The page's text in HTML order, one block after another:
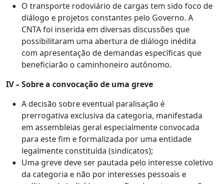
O transporte rodoviário de cargas tem sido foco de
diálogo e projetos constantes pelo Governo. A
CNTA foi inserida em diversas discussões que
possibilitaram uma abertura de diálogo inédita
com apresentação de demandas específicas que
beneficiarão o caminhoneiro autônomo.
IV – Sobre a convocação de uma greve
A decisão sobre eventual paralisação é
prerrogativa exclusiva da categoria, manifestada
em assembleias geral especialmente convocada
para este fim e formalizada por uma entidade
legalmente constituída (sindicatos);
Uma greve deve ser pautada pelo interesse coletivo
da categoria e não por interesses pessoais e